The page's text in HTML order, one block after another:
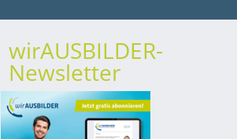
wirAUSBILDER-
Newsletter